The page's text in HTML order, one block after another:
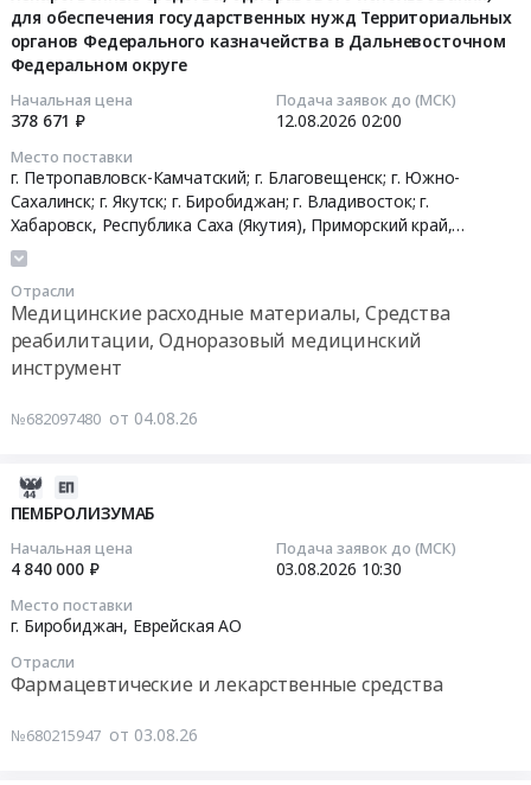
для обеспечения государственных нужд Территориальных
органов Федерального казначейства в Дальневосточном
Федеральном округе
Начальная цена
378 671 ₽
Подача заявок до (МСК)
12.08.2026 02:00
Место поставки
г. Петропавловск-Камчатский; г. Благовещенск; г. Южно-
Сахалинск; г. Якутск; г. Биробиджан; г. Владивосток; г.
Хабаровск, Республика Саха (Якутия), Приморский край,
Хабаровский край
Сахалинская область
Отрасли
Медицинские расходные материалы, Средства
реабилитации, Одноразовый медицинский
инструмент
№682097480 от 04.08.26
ПЕМБРОЛИЗУМАБ
Начальная цена
4 840 000 ₽
Подача заявок до (МСК)
03.08.2026 10:30
Место поставки
г. Биробиджан, Еврейская АО
Отрасли
Фармацевтические и лекарственные средства
№680215947 от 03.08.26